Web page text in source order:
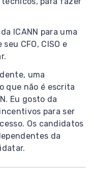
ICANN para uma
CFO, CISO e
uma
que não é escrita
Eu gosto da
para ser
Os candidatos
da